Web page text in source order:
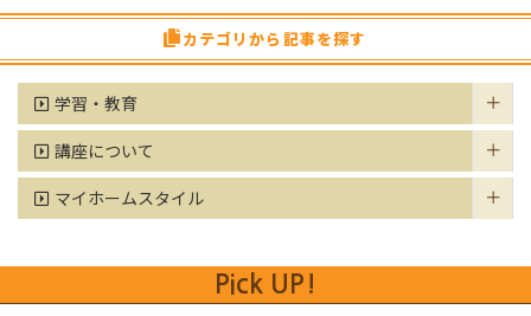
カテゴリから記事を探す
学習・教育
講座について
マイホームスタイル
Pick UP!